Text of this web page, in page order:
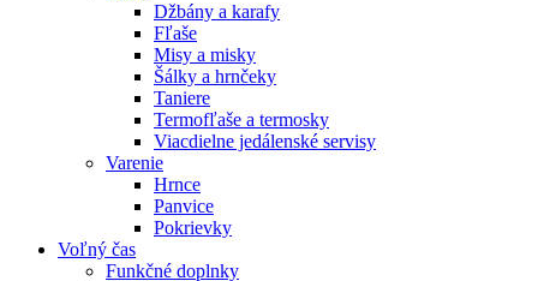
Džbány a karafy
Fľaše
Misy a misky
Šálky a hrnčeky
Taniere
Termofľaše a termosky
Viacdielne jedálenské servisy
Varenie
Hrnce
Panvice
Pokrievky
Voľný čas
Funkčné doplnky